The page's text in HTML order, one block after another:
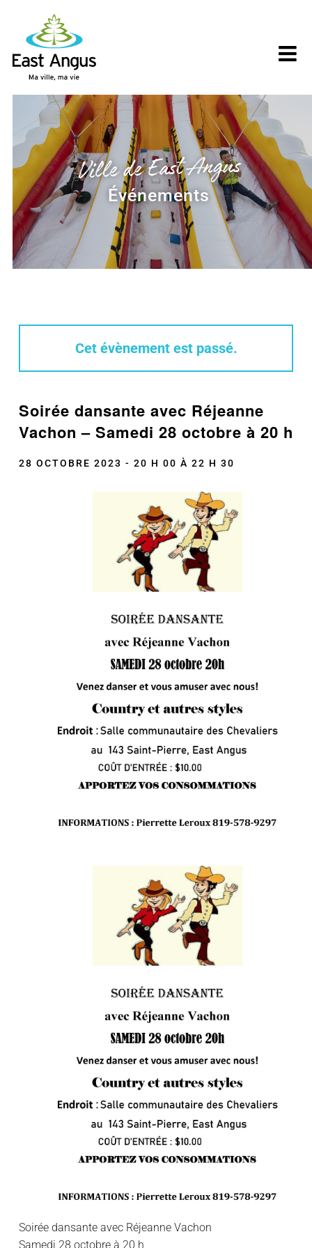
content
Ville de East Angus
Événements
Cet évènement est passé.
Soirée dansante avec Réjeanne
Vachon – Samedi 28 octobre à 20 h
28 OCTOBRE 2023 - 20 H 00 À 22 H 30
Soirée dansante avec Réjeanne Vachon
Samedi 28 octobre à 20 h